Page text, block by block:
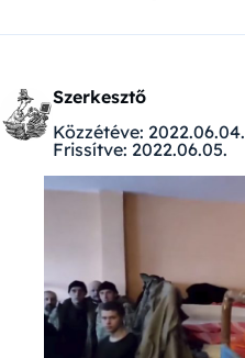
Szerkesztő
Közzétéve: 2022.06.04.
Frissítve: 2022.06.05.